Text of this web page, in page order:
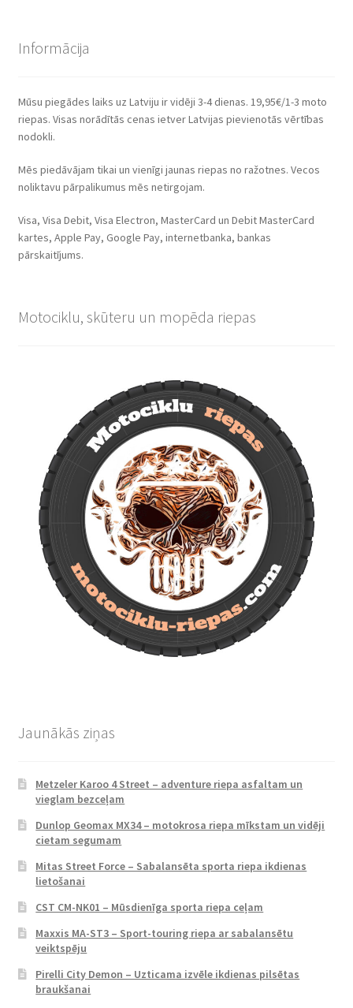
Informācija
Mūsu piegādes laiks uz Latviju ir vidēji 3-4 dienas. 19,95€/1-3 moto
riepas. Visas norādītās cenas ietver Latvijas pievienotās vērtības
nodokli.
Mēs piedāvājam tikai un vienīgi jaunas riepas no ražotnes. Vecos
noliktavu pārpalikumus mēs netirgojam.
Visa, Visa Debit, Visa Electron, MasterCard un Debit MasterCard
kartes, Apple Pay, Google Pay, internetbanka, bankas
pārskaitījums.
Motociklu, skūteru un mopēda riepas
Jaunākās ziņas
Metzeler Karoo 4 Street – adventure riepa asfaltam un
vieglam bezceļam
Dunlop Geomax MX34 – motokrosa riepa mīkstam un vidēji
cietam segumam
Mitas Street Force – Sabalansēta sporta riepa ikdienas
lietošanai
CST CM-NK01 – Mūsdienīga sporta riepa ceļam
Maxxis MA-ST3 – Sport-touring riepa ar sabalansētu
veiktspēju
Pirelli City Demon – Uzticama izvēle ikdienas pilsētas
braukšanai